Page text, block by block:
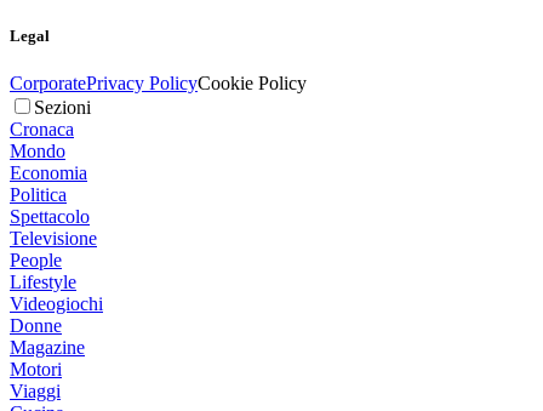
Legal
CorporatePrivacy PolicyCookie Policy
Sezioni
Cronaca
Mondo
Economia
Politica
Spettacolo
Televisione
People
Lifestyle
Videogiochi
Donne
Magazine
Motori
Viaggi